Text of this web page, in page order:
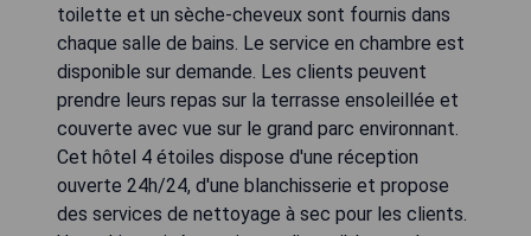
toilette et un sèche-cheveux sont fournis dans
chaque salle de bains. Le service en chambre est
disponible sur demande. Les clients peuvent
prendre leurs repas sur la terrasse ensoleillée et
couverte avec vue sur le grand parc environnant.
Cet hôtel 4 étoiles dispose d'une réception
ouverte 24h/24, d'une blanchisserie et propose
des services de nettoyage à sec pour les clients.